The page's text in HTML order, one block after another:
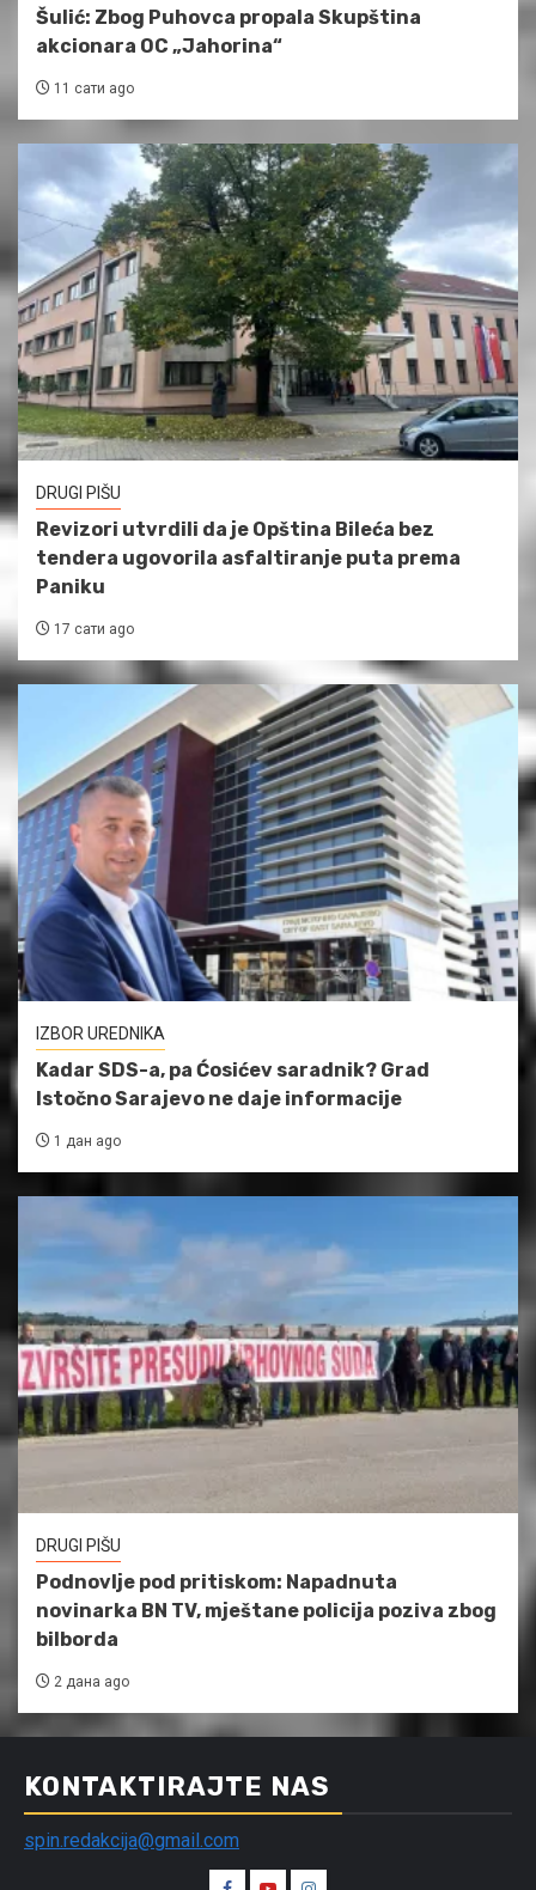
Šulić: Zbog Puhovca propala Skupština
akcionara OC „Jahorina“
11 сати ago
DRUGI PIŠU
Revizori utvrdili da je Opština Bileća bez
tendera ugovorila asfaltiranje puta prema
Paniku
17 сати ago
IZBOR UREDNIKA
Kadar SDS-a, pa Ćosićev saradnik? Grad
Istočno Sarajevo ne daje informacije
1 дан ago
DRUGI PIŠU
Podnovlje pod pritiskom: Napadnuta
novinarka BN TV, mještane policija poziva zbog
bilborda
2 дана ago
KONTAKTIRAJTE NAS
spin.redakcija@gmail.com
SpinSpin Spin